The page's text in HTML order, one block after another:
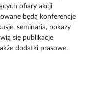
ofiary akcji
będą konferencje
seminaria, pokazy
się publikacje
dodatki prasowe.